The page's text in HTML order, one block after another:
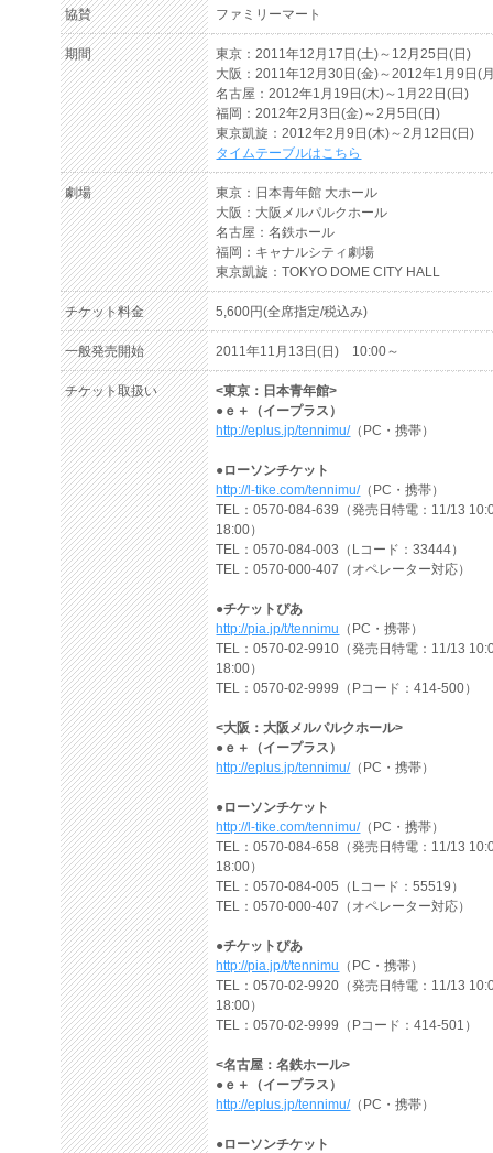
協賛 ファミリーマート
期間
東京：2011年12月17日(土)～12月25日(日)
大阪：2011年12月30日(金)～2012年1月9日(
名古屋：2012年1月19日(木)～1月22日(日)
福岡：2012年2月3日(金)～2月5日(日)
東京凱旋：2012年2月9日(木)～2月12日(日)
タイムテーブルはこちら
劇場
東京：日本青年館 大ホール
大阪：大阪メルパルクホール
名古屋：名鉄ホール
福岡：キャナルシティ劇場
東京凱旋：TOKYO DOME CITY HALL
チケット料金 5,600円(全席指定/税込み)
一般発売開始 2011年11月13日(日) 10:00～
チケット取扱い
<東京：日本青年館>
●ｅ＋（イープラス）
http://eplus.jp/tennimu/（PC・携帯）
●ローソンチケット
http://l-tike.com/tennimu/（PC・携帯）
TEL：0570-084-639（発売日特電：11/13
18:00）
TEL：0570-084-003（Lコード：33444）
TEL：0570-000-407（オペレーター対応）
●チケットぴあ
http://pia.jp/t/tennimu （PC・携帯）
TEL：0570-02-9910（発売日特電：11/13
18:00）
TEL：0570-02-9999（Pコード：414-500）
<大阪：大阪メルパルクホール>
●ｅ＋（イープラス）
http://eplus.jp/tennimu/（PC・携帯）
●ローソンチケット
http://l-tike.com/tennimu/（PC・携帯）
TEL：0570-084-658（発売日特電：11/13
18:00）
TEL：0570-084-005（Lコード：55519）
TEL：0570-000-407（オペレーター対応）
●チケットぴあ
http://pia.jp/t/tennimu （PC・携帯）
TEL：0570-02-9920（発売日特電：11/13
18:00）
TEL：0570-02-9999（Pコード：414-501）
<名古屋：名鉄ホール>
●ｅ＋（イープラス）
http://eplus.jp/tennimu/（PC・携帯）
●ローソンチケット